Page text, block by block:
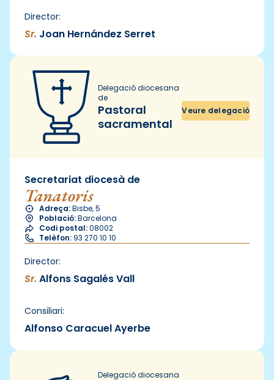
Director:
Sr. Joan Hernández Serret
Delegació diocesana
de
Pastoral
sacramental
Veure delegació
Secretariat diocesà de
Tanatoris
Adreça:Bisbe, 5
Població:Barcelona
Codi postal:08002
Telèfon: 93 270 10 10
Director:
Sr. Alfons Sagalés Vall
Consiliari:
Alfonso Caracuel Ayerbe
Delegació diocesana